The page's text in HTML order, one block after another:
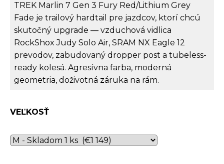
TREK Marlin 7 Gen 3 Fury Red/Lithium Grey
Fade je trailový hardtail pre jazdcov, ktorí chcú
skutočný upgrade — vzduchová vidlica
RockShox Judy Solo Air, SRAM NX Eagle 12
prevodov, zabudovaný dropper post a tubeless-
ready kolesá. Agresívna farba, moderná
geometria, doživotná záruka na rám.
VEĽKOSŤ
d
p
o
ú
č
m